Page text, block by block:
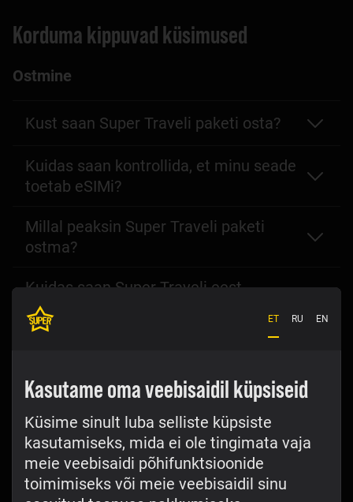
ET RU EN
Kasutame oma veebisaidil küpsiseid
Küsime sinult luba selliste küpsiste
kasutamiseks, mida ei ole tingimata vaja
meie veebisaidi põhifunktsioonide
toimimiseks või meie veebisaidil sinu
Korduma kippuvad küsimused
Ostmine
Kust saan Super Traveli paketi osta?
Kuidas saan kontrollida, et minu seade
toetab eSIMi?
Millal peaksin Super Traveli paketi
ostma?
Kuidas saan Super Traveli eest
tasuda?
helistada ja SMSe saata?
Seadistamine